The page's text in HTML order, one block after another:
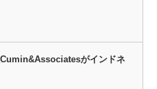
がインドネ